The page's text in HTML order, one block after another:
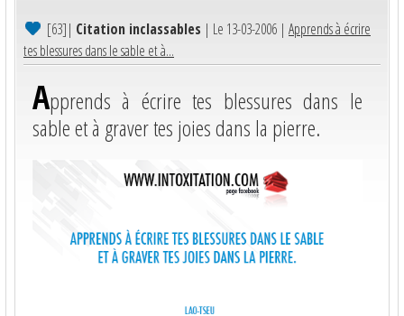
[63]| Citation inclassables | Le 13-03-2006 | Apprends à écrire
tes blessures dans le sable et à...
Apprends à écrire tes blessures dans le
sable et à graver tes joies dans la pierre.